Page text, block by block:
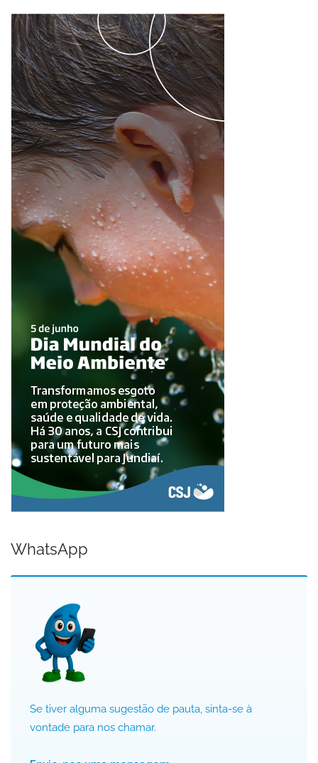
WhatsApp
Se tiver alguma sugestão de pauta, sinta-se à
vontade para nos chamar.